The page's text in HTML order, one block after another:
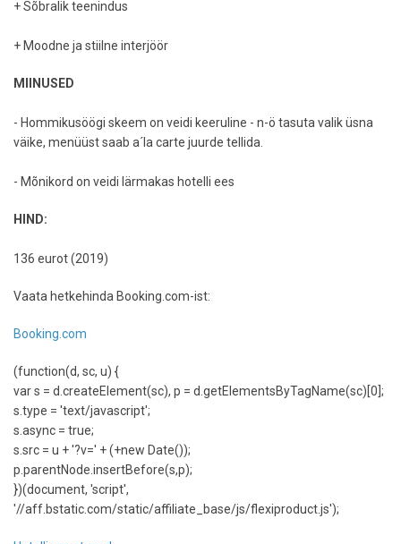
+ Sõbralik teenindus
+ Moodne ja stiilne interjöör
MIINUSED
- Hommikusöögi skeem on veidi keeruline - n-ö tasuta valik üsna
väike, menüüst saab a´la carte juurde tellida.
- Mõnikord on veidi lärmakas hotelli ees
HIND:
136 eurot (2019)
Vaata hetkehinda Booking.com-ist:
Booking.com
(function(d, sc, u) {
var s = d.createElement(sc), p = d.getElementsByTagName(sc)[0];
s.type = 'text/javascript';
s.async = true;
s.src = u + '?v=' + (+new Date());
p.parentNode.insertBefore(s,p);
})(document, 'script',
'//aff.bstatic.com/static/affiliate_base/js/flexiproduct.js');